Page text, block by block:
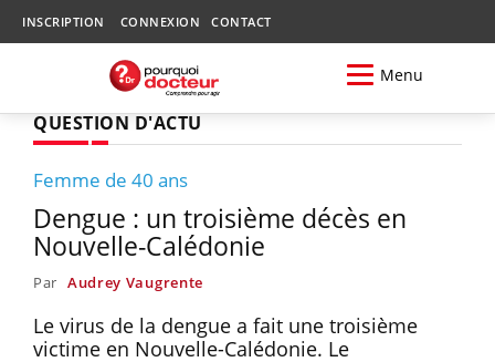
INSCRIPTION CONNEXION CONTACT
Menu
QUESTION D'ACTU
Femme de 40 ans
Dengue : un troisième décès en
Nouvelle-Calédonie
Par Audrey Vaugrente
Le virus de la dengue a fait une troisième
victime en Nouvelle-Calédonie. Le